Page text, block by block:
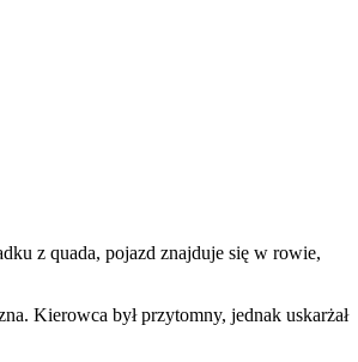
z quada, pojazd znajduje się w rowie,
Kierowca był przytomny, jednak uskarżał